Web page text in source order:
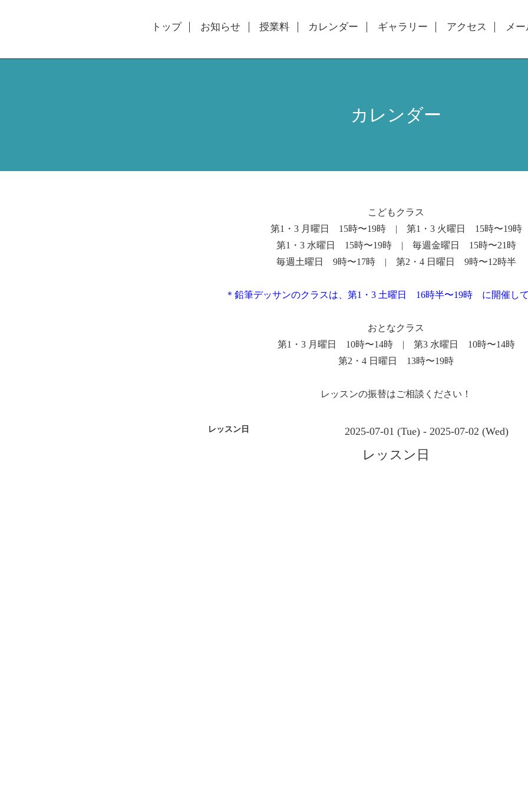
トップ お知らせ 授業料 カレンダー ギャラリー アクセス メ
カレンダー
こどもクラス
第1・3 月曜日 15時〜19時 | 第1・3 火曜日 15時〜19時
第1・3 水曜日 15時〜19時 | 毎週金曜日 15時〜21時
毎週土曜日 9時〜17時 | 第2・4 日曜日 9時〜12時半
＊鉛筆デッサンのクラスは、第1・3 土曜日 16時半〜19時 に開催し
おとなクラス
第1・3 月曜日 10時〜14時 | 第3 水曜日 10時〜14時
第2・4 日曜日 13時〜19時
レッスンの振替はご相談ください！
レッスン日 2025-07-01 (Tue) - 2025-07-02 (Wed)
レッスン日